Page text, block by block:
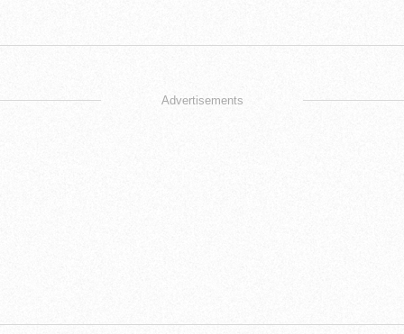
Advertisements